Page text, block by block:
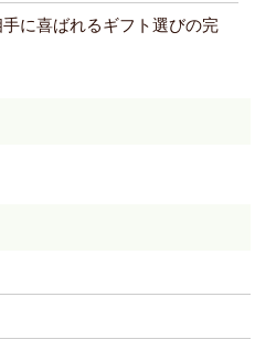
に喜ばれるギフト選びの完